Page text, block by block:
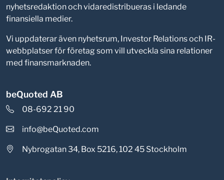
nyhetsredaktion och vidaredistribueras i ledande
finansiella medier.
Vi uppdaterar även nyhetsrum, Investor Relations och IR-
webbplatser för företag som vill utveckla sina relationer
med finansmarknaden.
beQuoted AB
08-692 21 90
info@beQuoted.com
Nybrogatan 34, Box 5216, 102 45 Stockholm